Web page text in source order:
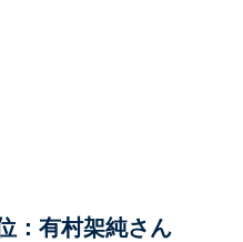
：有村架純さん